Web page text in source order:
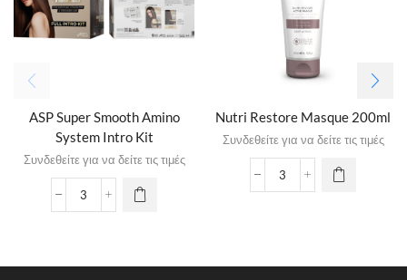
ASP Super Smooth Amino
System Intro Kit
Συνδεθείτε για να δείτε τις τιμές
Nutri Restore Masque 200ml
Συνδεθείτε για να δείτε τις τιμές